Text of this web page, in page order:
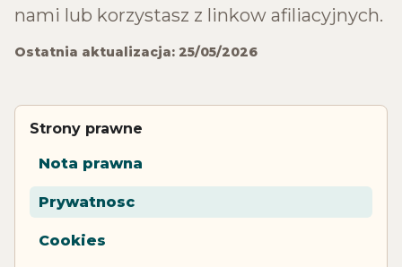
nami lub korzystasz z linkow afiliacyjnych.
Ostatnia aktualizacja: 25/05/2026
Strony prawne
Nota prawna
Prywatnosc
Cookies